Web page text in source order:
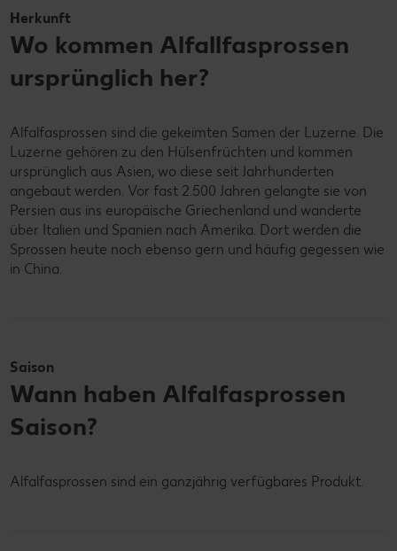
Herkunft
Wo kommen Alfallfasprossen
ursprünglich her?
Alfalfasprossen sind die gekeimten Samen der Luzerne. Die
Luzerne gehören zu den Hülsenfrüchten und kommen
ursprünglich aus Asien, wo diese seit Jahrhunderten
angebaut werden. Vor fast 2.500 Jahren gelangte sie von
Persien aus ins europäische Griechenland und wanderte
über Italien und Spanien nach Amerika. Dort werden die
Sprossen heute noch ebenso gern und häufig gegessen wie
in China.
Saison
Wann haben Alfalfasprossen
Saison?
Alfalfasprossen sind ein ganzjährig verfügbares Produkt.